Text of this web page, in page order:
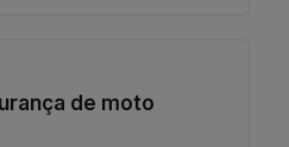
de moto